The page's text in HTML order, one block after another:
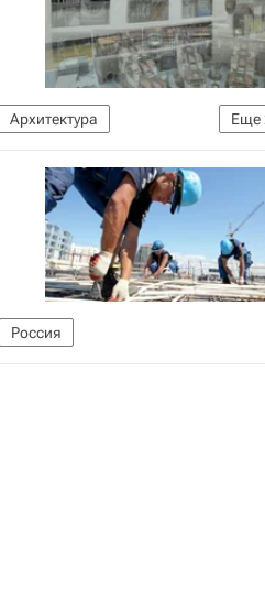
Еще
Архитектура
Россия